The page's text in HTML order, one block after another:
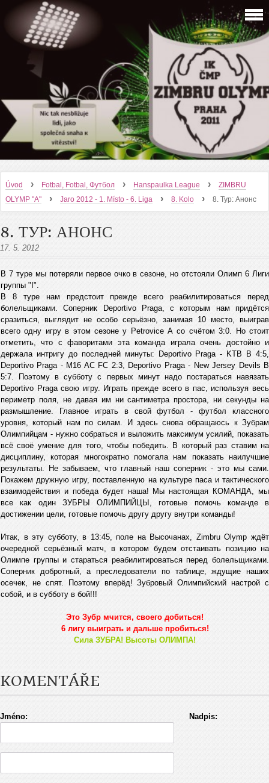
Úvod › Fotbal, Fotbal, Футбол › Hanspaulka League ›
ZIMBRU
OLYMP "A"
› Jaro 2012 - 1. Místo - 6. Liga › 8. Kolo › 8. Тур: Анонс
8. ТУР: АНОНС
17. 5. 2012
В 7 туре мы потеряли первое очко в сезоне, но отстояли Олимп 6 Лиги
группы "I".
В 8 туре нам предстоит прежде всего реабилитироваться перед
болельщиками. Соперник Deportivo Praga, с которым нам придётся
сразиться, выглядит не особо серьёзно, занимая 10 место, выиграв
всего одну игру в этом сезоне у Petrovice А со счётом 3:0. Но стоит
отметить, что с фаворитами эта команда играла очень достойно и
держала интригу до последней минуты: Deportivo Praga - KTB B 4:5,
Deportivo Praga - M16 AC FC 2:3, Deportivo Praga - New Jersey Devils B
5:7. Поэтому в субботу с первых минут надо постараться навязать
Deportivo Praga свою игру. Играть прежде всего в пас, используя весь
периметр поля, не давая им ни сантиметра простора, ни секунды на
размышление. Главное играть в свой футбол - футбол классного
уровня, который нам по силам. И здесь снова обращаюсь к Зубрам
Олимпийцам - нужно собраться и выложить максимум усилий, показать
всё своё умение для того, чтобы победить. В который раз ставим на
дисциплину, которая многократно помогала нам показать наилучшие
результаты. Не забываем, что главный наш соперник - это мы сами.
Покажем дружную игру, поставленную на культуре паса и тактического
взаимодействия и победа будет наша! Мы настоящая КОМАНДА, мы
все как один ЗУБРЫ ОЛИМПИЙЦЫ, готовые помочь команде в
достижении цели, готовые помочь другу другу внутри команды!
Итак, в эту субботу, в 13:45, поле на Высочанах, Zimbru Olymp ждёт
очередной серьёзный матч, в котором будем отстаивать позицию на
Олимпе группы и стараться реабилитироваться перед болельщиками.
Соперник добротный, а преследователи по таблице, ждущие наших
осечек, не спят. Поэтому вперёд! Зубровый Олимпийский настрой с
собой, и в субботу в бой!!!
Это Зубр мчится, своего добиться!
6 лигу выиграть и дальше пробиться!
Сила ЗУБРА! Высоты ОЛИМПА!
KOMENTÁŘE
Jméno: Nadpis: